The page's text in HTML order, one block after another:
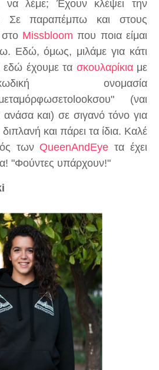
να λέμε; Έχουν κλέψει την
Σε παραπέμπω και στους
Missbloomπου ποια είμαι
Εδώ, όμως, μιλάμε για κάτι
εδώ έχουμε τα σκουλαρίκιαμε
ονομασία
(ναι
ανάσα και) σε σιγανό τόνο για
και πάρει τα ίδια. Καλέ
των QueenAndEyeτα έχει
"Φούντες υπάρχουν!"